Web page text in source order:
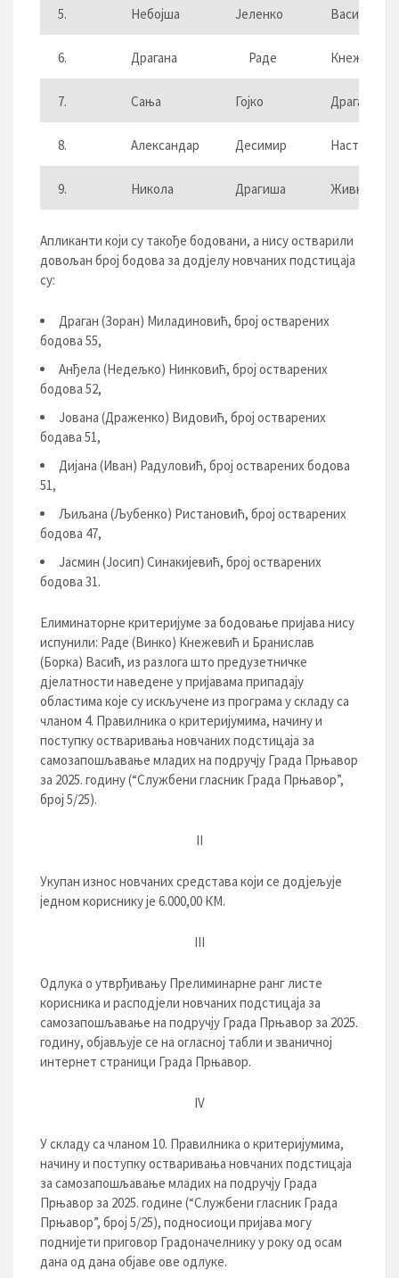
5. Небојша Јеленко Васић
6. Драгана Раде Кнежевић
7. Сања Гојко Драганић
8. Александар Десимир Настић
9. Никола Драгиша Живковић
Апликанти који су такође бодовани, а нису остварили
довољан број бодова за додјелу новчаних подстицаја
су:
Драган (Зоран) Миладиновић, број остварених
бодова 55,
Анђела (Недељко) Нинковић, број остварених
бодова 52,
Јована (Драженко) Видовић, број остварених
бодава 51,
Дијана (Иван) Радуловић, број остварених бодова
51,
Љиљана (Љубенко) Ристановић, број остварених
бодова 47,
Јасмин (Јосип) Синакијевић, број остварених
бодова 31.
Елиминаторне критеријуме за бодовање пријава нису
испунили: Раде (Винко) Кнежевић и Бранислав
(Борка) Васић, из разлога што предузетничке
дјелатности наведене у пријавама припадају
областима које су искључене из програма у складу са
чланом 4. Правилника о критеријумима, начину и
поступку остваривања новчаних подстицаја за
самозапошљавање младих на подручју Града Прњавор
за 2025. годину (“Службени гласник Града Прњавор”,
број 5/25).
II
Укупан износ новчаних средстава који се додјељује
једном кориснику је 6.000,00 КМ.
III
Одлука о утврђивању Прелиминарне ранг листе
корисника и расподјели новчаних подстицаја за
самозапошљавање на подручју Града Прњавор за 2025.
годину, објављује се на огласној табли и званичној
интернет страници Града Прњавор.
IV
У складу са чланом 10. Правилника о критеријумима,
начину и поступку остваривања новчаних подстицаја
за самозапошљавање младих на подручју Града
Прњавор за 2025. године (“Службени гласник Града
Прњавор”, број 5/25), подносиоци пријава могу
поднијети приговор Градоначелнику у року од осам
дана од дана објаве ове одлуке.